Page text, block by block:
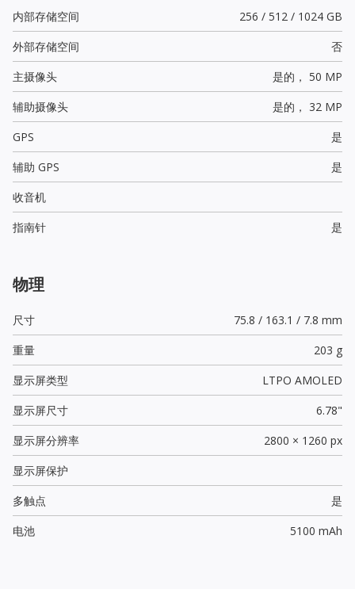
内部存储空间
256 / 512 / 1024 GB
外部存储空间
否
主摄像头
是的， 50 MP
辅助摄像头
是的， 32 MP
GPS
是
辅助 GPS
是
收音机
指南针
是
物理
尺寸
75.8 / 163.1 / 7.8 mm
重量
203 g
显示屏类型
LTPO AMOLED
显示屏尺寸
6.78"
显示屏分辨率
2800 × 1260 px
显示屏保护
多触点
是
电池
5100 mAh